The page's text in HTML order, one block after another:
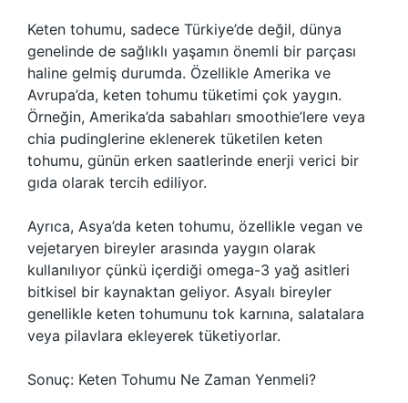
Keten tohumu, sadece Türkiye’de değil, dünya
genelinde de sağlıklı yaşamın önemli bir parçası
haline gelmiş durumda. Özellikle Amerika ve
Avrupa’da, keten tohumu tüketimi çok yaygın.
Örneğin, Amerika’da sabahları smoothie’lere veya
chia pudinglerine eklenerek tüketilen keten
tohumu, günün erken saatlerinde enerji verici bir
gıda olarak tercih ediliyor.
Ayrıca, Asya’da keten tohumu, özellikle vegan ve
vejetaryen bireyler arasında yaygın olarak
kullanılıyor çünkü içerdiği omega-3 yağ asitleri
bitkisel bir kaynaktan geliyor. Asyalı bireyler
genellikle keten tohumunu tok karnına, salatalara
veya pilavlara ekleyerek tüketiyorlar.
Sonuç: Keten Tohumu Ne Zaman Yenmeli?